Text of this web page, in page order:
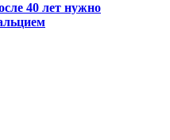
40 лет нужно